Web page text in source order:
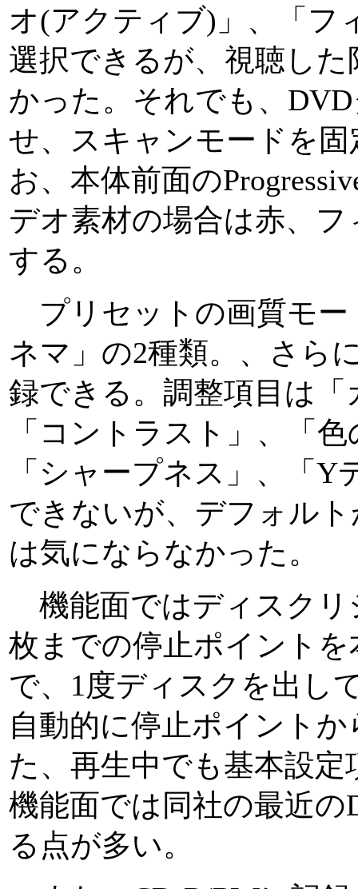
オ(アクティブ)」、「フ
選択できるが、視聴し
かった。それでも、
せ、スキャンモードを
お、本体前面の
デオ素材の場合は赤、
する。
プリセットの画質モー
ネマ」の2種類。、さら
録できる。調整項目は
「コントラスト」、「
「シャープネス」、「
できないが、デフォル
は気にならなかった。
機能面ではディスクリ
枚までの停止ポイント
で、1度ディスクを出し
自動的に停止ポイント
た、再生中でも基本設
機能面では同社の最近
る点が多い。